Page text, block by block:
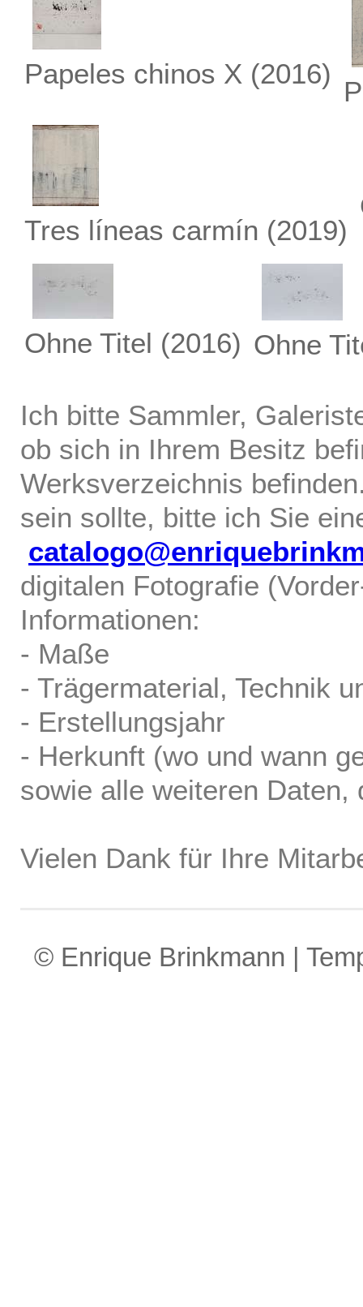
Papeles chinos X (2016)
Tres líneas carmín (2019)
Ohne Titel (2016) Ohne
Ich bitte Sammler,
ob sich in Ihrem Besitz
Werksverzeichnis
sein sollte, bitte ich Sie
digitalen Fotografie
Informationen:
- Maße
- Trägermaterial, Technik
- Erstellungsjahr
- Herkunft (wo und wann
sowie alle weiteren
Vielen Dank für Ihre
© Enrique Brinkmann |